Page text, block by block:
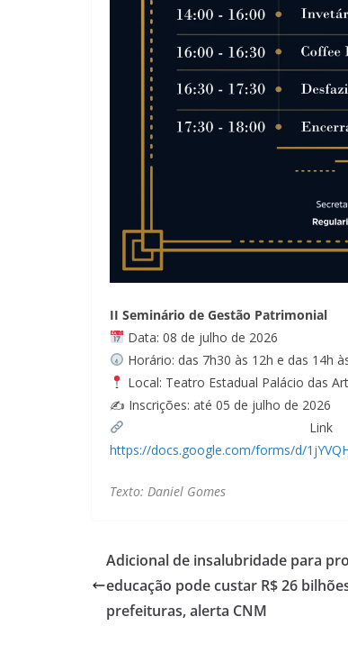
II Seminário de Gestão Patrimonial
Data: 08 de julho de 2026
Horário: das 7h30 às 12h e das 14h
Local: Teatro Estadual Palácio das
✍ Inscrições: até 05 de julho de 2026
Link
https://docs.google.com/forms/d/
Texto: Daniel Gomes
Adicional de insalubridade para
educação pode custar R$ 26
prefeituras, alerta CNM